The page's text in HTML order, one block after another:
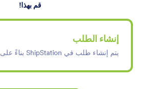
قم بهذا!
إنشاء الطلب
يتم إنشاء طلب في ShipStation بناءً على الإرسال